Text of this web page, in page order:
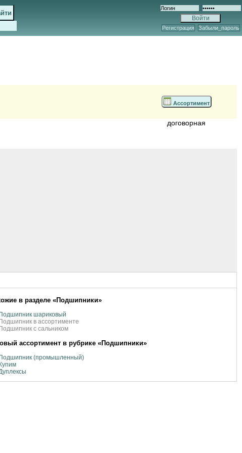
Регистрация Забыли_пароль
Ассортимент
договорная
в разделе «Подшипники»
Подшипник шариковый
Подшипник в ассортименте
Подшипник с сальником
ассортимент в рубрике «Подшипники»
Подшипник (промышленный)
Купим